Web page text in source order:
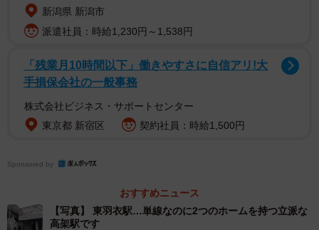
羽衣線は鳳駅5番ホームから発車する。
鳳駅から羽衣線に乗車しました。羽衣線のホームは阪和線
とは別になり、5番ホームから発車します。阪和線の駅名板
ーの青色です。まるで「ここは阪和線とは別！」と自己主
新潟県 新潟市
派遣社員：時給1,230円～1,538円
「残業月10時間以下」働きやすさに自信アリ!大
手損保会社の一般事務
株式会社ビジネス・サポートセンター
東京都 新宿区
契約社員：時給1,500円
Sponsored by
おすすめニュース
【写真】 東羽衣駅…単線なのに2つのホームを持つ立派な
高架駅です